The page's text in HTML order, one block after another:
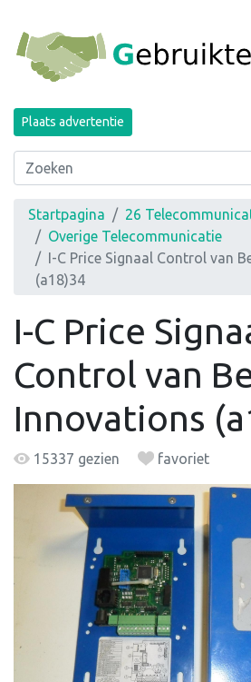
Plaats advertentie
Startpagina 26
Overige Telecommunicatie
I-C Price Signaal Control van
(a18)34
I-C Price
Control van
Innovations
15337 gezien favoriet